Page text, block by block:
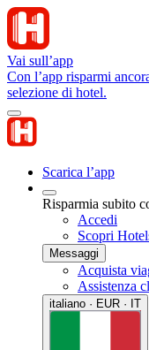
Vai sull’app
Con l’app risparmi
selezione di hotel.
Scarica l’app
Risparmia subito
Accedi
Scopri
Messaggi
Acquista
Assistenza
italiano · EUR · IT